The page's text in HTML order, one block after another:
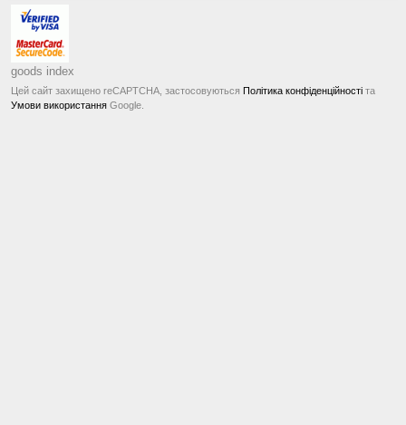
goods index
Цей сайт захищено reCAPTCHA, застосовуються Політика конфіденційності та
Умови використання Google.